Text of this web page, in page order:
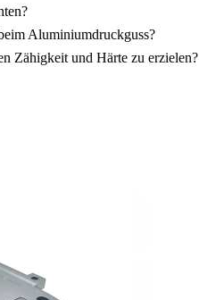
Aluminiumdruckguss?
Zähigkeit und Härte zu erzielen?